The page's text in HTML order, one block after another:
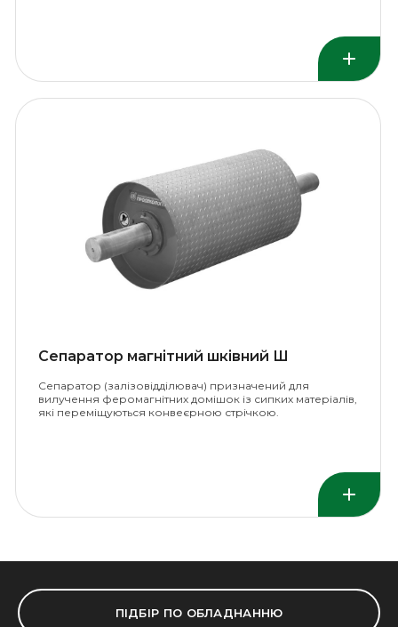
Сепаратор магнітний шківний Ш
Сепаратор (залізовідділювач) призначений для
вилучення феромагнітних домішок із сипких матеріалів,
які переміщуються конвеєрною стрічкою.
ПІДБІР ПО ОБЛАДНАННЮ